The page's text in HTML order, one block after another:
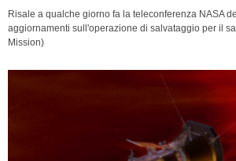
Risale a qualche giorno fa la teleconferenza NASA
aggiornamenti sull'operazione di salvataggio per il
Mission)